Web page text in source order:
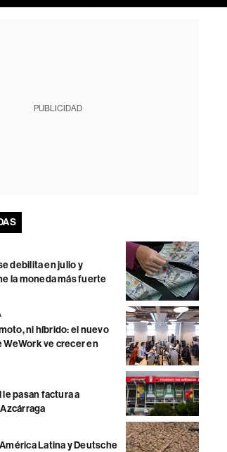
PUBLICIDAD
debilita en julio y
la moneda más fuerte
ni híbrido: el nuevo
WeWork ve crecer en
pasan factura a
Latina y Deutsche